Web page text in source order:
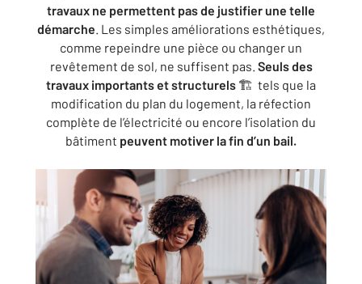
travaux ne permettent pas de justifier une telle
démarche. Les simples améliorations esthétiques,
comme repeindre une pièce ou changer un
revêtement de sol, ne suffisent pas. Seuls des
travaux importants et structurels 🏗️ tels que la
modification du plan du logement, la réfection
complète de l’électricité ou encore l’isolation du
bâtiment peuvent motiver la fin d’un bail.